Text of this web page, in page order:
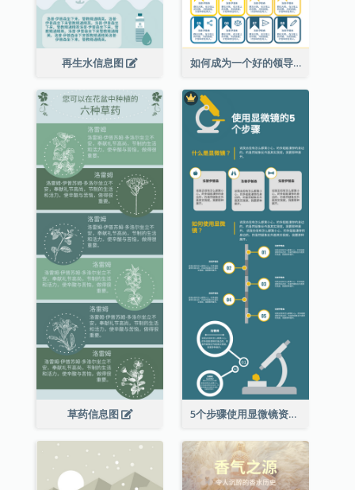
再生水信息图 如何成为一个好的领导者信息图
草药信息图 5个步骤使用显微镜资料图